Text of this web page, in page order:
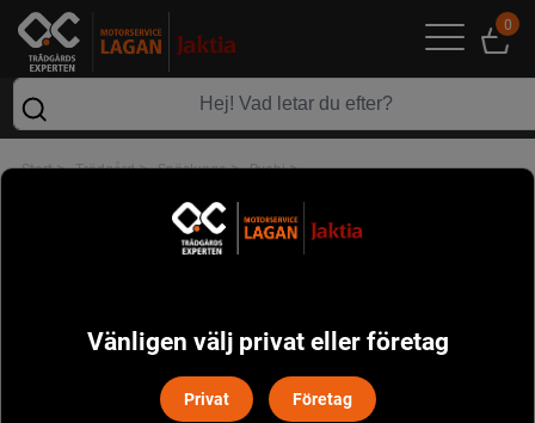
0
Start> Trädgård> Snöslunga> Ryobi>
Vänligen välj privat eller företag
Privat Företag